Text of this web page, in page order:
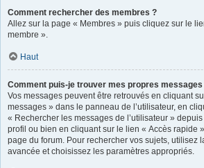
Comment rechercher des membres ?
Allez sur la page « Membres » puis cliquez sur le
membre ».
Haut
Comment puis-je trouver mes propres
Vos messages peuvent être retrouvés en cliquant
messages » dans le panneau de l’utilisateur, en
« Rechercher les messages de l’utilisateur »
profil ou bien en cliquant sur le lien « Accès rapide
page du forum. Pour rechercher vos sujets, utilisez
avancée et choisissez les paramètres appropriés.